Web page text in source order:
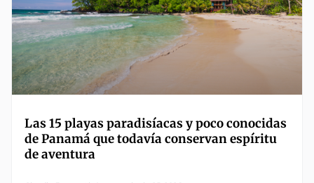
Las 15 playas paradisíacas y poco conocidas
de Panamá que todavía conservan espíritu
de aventura